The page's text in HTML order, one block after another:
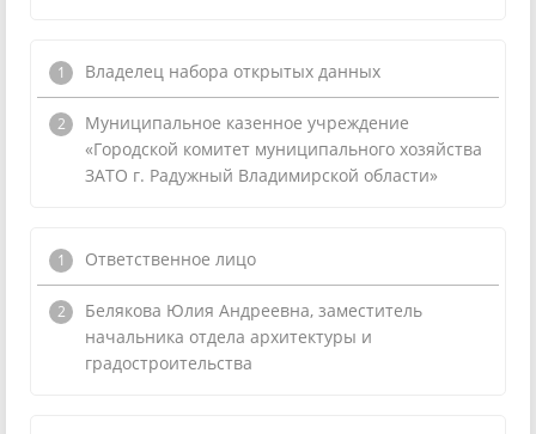
Владелец набора открытых данных
Муниципальное казенное учреждение
«Городской комитет муниципального хозяйства
ЗАТО г. Радужный Владимирской области»
Ответственное лицо
Белякова Юлия Андреевна, заместитель
начальника отдела архитектуры и
градостроительства